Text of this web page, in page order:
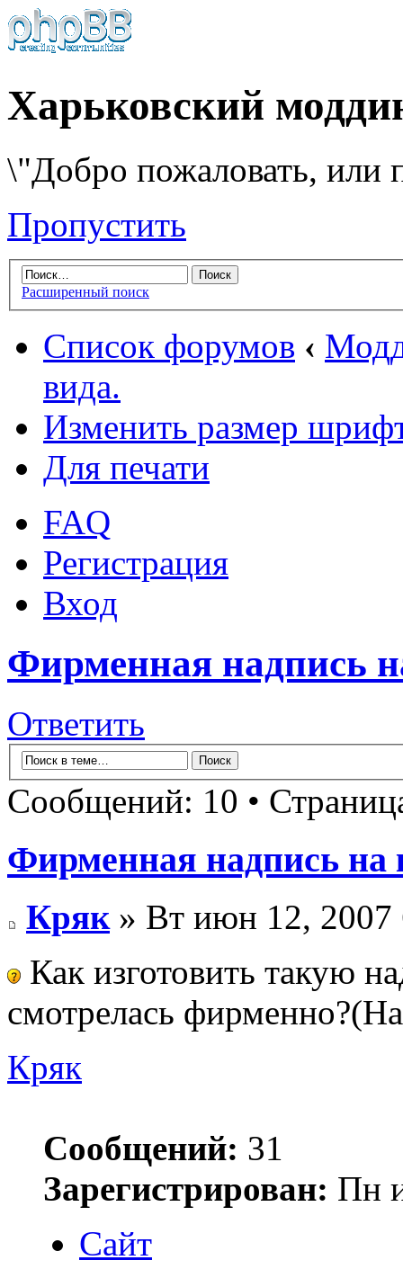
Харьковский
\"Добро пожаловать, или
Пропустить
Расширенный поиск
Список форумов ‹
вида.
Изменить размер
Для печати
FAQ
Регистрация
Вход
Фирменная надпись
Ответить
Сообщений: 10 •
Фирменная надпись на
Кряк» Вт июн 12, 2007
Как изготовить такую
смотрелась
Кряк
Сообщений: 31
Зарегистрирован: Пн
Сайт